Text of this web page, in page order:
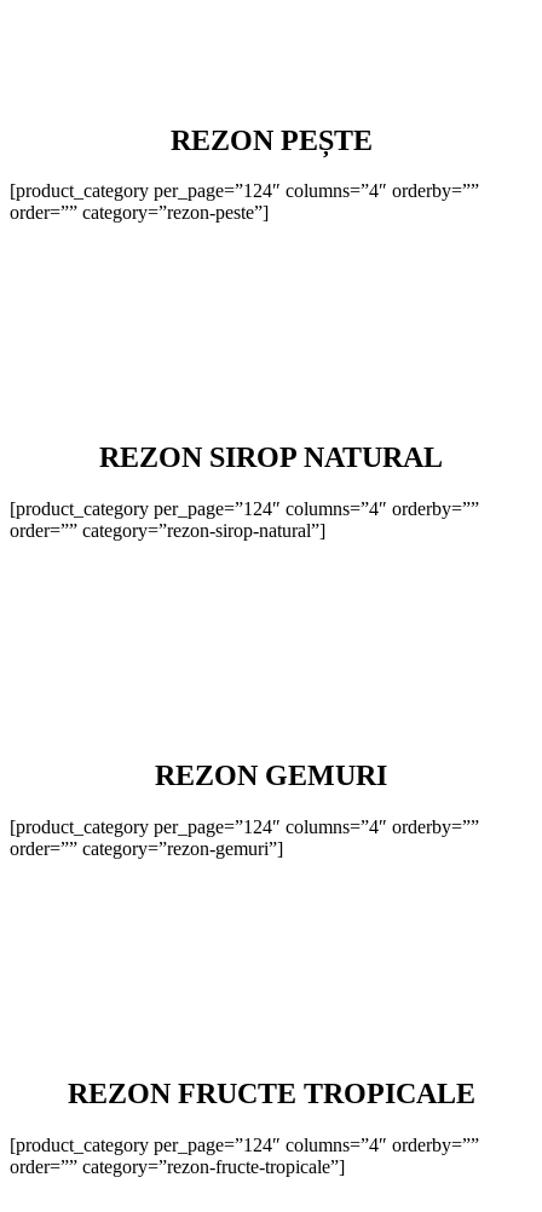
REZON PEȘTE
[product_category per_page=”124″ columns=”4″ orderby=””
order=”” category=”rezon-peste”]
REZON SIROP NATURAL
[product_category per_page=”124″ columns=”4″ orderby=””
order=”” category=”rezon-sirop-natural”]
REZON GEMURI
[product_category per_page=”124″ columns=”4″ orderby=””
order=”” category=”rezon-gemuri”]
REZON FRUCTE TROPICALE
[product_category per_page=”124″ columns=”4″ orderby=””
order=”” category=”rezon-fructe-tropicale”]